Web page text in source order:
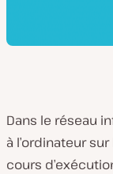
Dans le réseau
à l’ordinateur
cours